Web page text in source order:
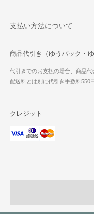
支払い方法について
商品代引き（ゆうパック・ゆ
代引きでのお支払の場合、商品代
配送料とは別に代引き手数料550
クレジット